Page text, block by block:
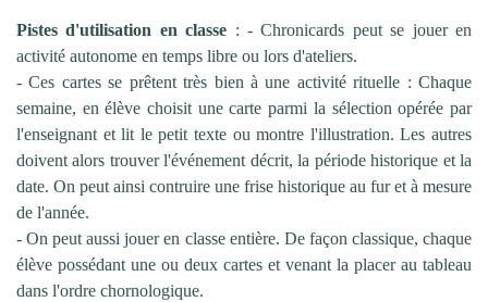
Pistes d'utilisation en classe : - Chronicards peut se jouer en
activité autonome en temps libre ou lors d'ateliers.
- Ces cartes se prêtent très bien à une activité rituelle : Chaque
semaine, en élève choisit une carte parmi la sélection opérée par
l'enseignant et lit le petit texte ou montre l'illustration. Les autres
doivent alors trouver l'événement décrit, la période historique et la
date. On peut ainsi contruire une frise historique au fur et à mesure
de l'année.
- On peut aussi jouer en classe entière. De façon classique, chaque
élève possédant une ou deux cartes et venant la placer au tableau
dans l'ordre chornologique.